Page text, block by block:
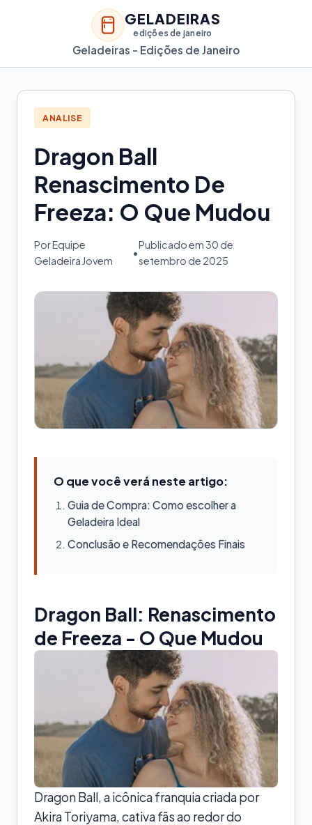
GELADEIRAS
edições de janeiro
Geladeiras - Edições de Janeiro
ANALISE
Dragon Ball
Renascimento De
Freeza: O Que Mudou
Por Equipe
Geladeira Jovem
•
Publicado em 30 de
setembro de 2025
O que você verá neste artigo:
Guia de Compra: Como escolher a
Geladeira Ideal
Conclusão e Recomendações Finais
Dragon Ball: Renascimento
de Freeza - O Que Mudou
Dragon Ball, a icônica franquia criada por
Akira Toriyama, cativa fãs ao redor do